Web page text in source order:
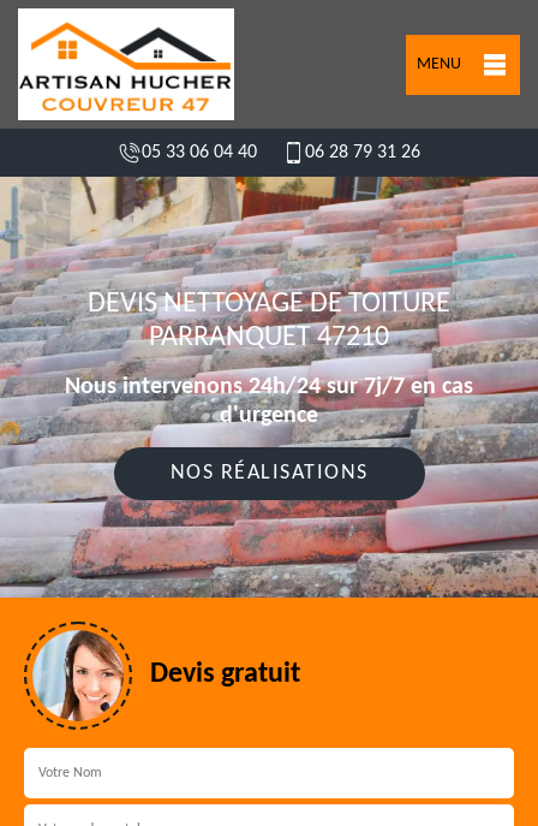
MENU
05 33 06 04 40 06 28 79 31 26
DEVIS NETTOYAGE DE TOITURE
PARRANQUET 47210
Nous intervenons 24h/24 sur 7j/7 en cas
d'urgence
NOS RÉALISATIONS
Devis gratuit